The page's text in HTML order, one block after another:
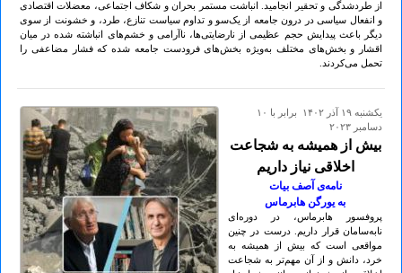
از طردشدگی و تحقیر انجامید. انباشت مستمر بحران و‌ شکاف اجتماعی، معضلات اقتصادی
و انفعال سیاسی در درون جامعه از یک‌سو و تداوم سیاست تنازع، طرد، و خشونت از سوی
دیگر باعث پیدایش حجم عظیمی از نارضایتی‌ها، ناآرامی و خشم‌های انباشته شده در میان
اقشار و بخش‌های مختلف به‌ویژه بخش‌های فرودست جامعه شده که فشار مضاعفی را
تحمل می‌کردند.
يكشنبه ۱۹ آذر ۱۴۰۲ برابر با ۱۰
دسامبر ۲۰۲۳
بیش از همیشه به شجاعت
اخلاقی نیاز داریم
نامه‌ی آصف بیات
به یورگن هابرماس
پروفسور هابرماس، در دوره‌ای
نابه‌سامان قرار داریم. درست در چنین
مواقعی است که بیش از همیشه به
خرد، دانش و از آن مهم‌تر به شجاعت